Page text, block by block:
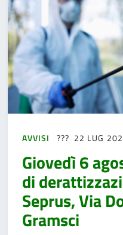
AVVISI 22 LUG
Giovedì 6
di
Seprus, Via
Gramsci